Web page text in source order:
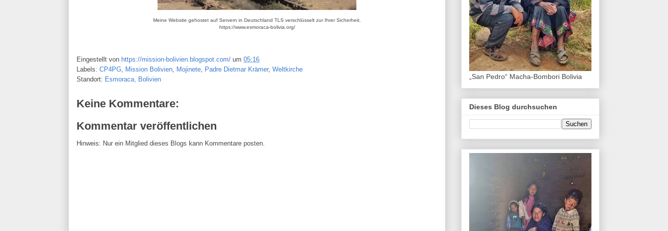
Meine Website gehostet auf Servern in Deutschland TLS verschlüsselt zur Ihrer Sicherheit.
https://www.esmoraca-bolivia.org/
Eingestellt von https://mission-bolivien.blogspot.com/ um 05:16
Labels: CP4PG Mission Bolivien Mojinete Padre Dietmar Krämer, Weltkirche
Standort: Esmoraca, Bolivien
Keine Kommentare:
Kommentar veröffentlichen
Hinweis: Nur ein Mitglied dieses Blogs kann Kommentare posten.
„San Pedro“ Macha-Bombori Bolivia
Dieses Blog durchsuchen